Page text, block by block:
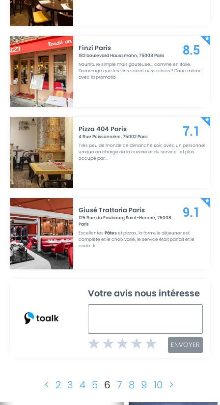
Finzi Paris
182 boulevard Haussmann,75008 Paris
Nourriture simple mais gouteuse... comme en Italie.
Dommage que les vins soient aussi chers!! Donc même
avec la promotio...
8.5
Pizza 404 Paris
4 Rue Poissonnière,75002Paris
Très peu de monde ce dimanche soir, avec un personnel
unique en charge de la cuisine et du service...et plus
occupé par...
7.1
Giusé Trattoria Paris
125 Rue du Faubourg Saint-Honoré,75008
Paris
ExcellentesPâteset pizzas, la formule déjeuner est
complète et le choix varié, le service était parfait et le
cadre tr...
9.1
Votre avis nous intéresse
ENVOYER
< 2 3 4 5 6 7 8 9 10 >